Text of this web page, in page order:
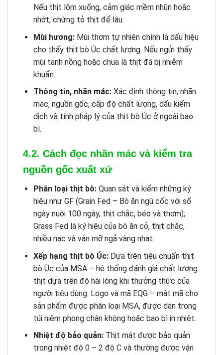
Nếu thịt lõm xuống, cảm giác mềm nhũn hoặc
nhớt, chứng tỏ thịt để lâu.
Mùi hương:Mùi thơm tự nhiên chính là dấu hiệu
cho thấy thịt bò Úc chất lượng. Nếu ngửi thấy
mùi tanh nồng hoặc chua là thịt đã bị nhiễm
khuẩn.
Thông tin, nhãn mác:Xác định thông tin, nhãn
mác, nguồn gốc, cấp độ chất lượng, dấu kiểm
dịch và tính pháp lý của thịt bò Úc ở ngoài bao
bì.
4.2. Cách đọc nhãn mác và kiểm tra
nguồn gốc xuất xứ
Phân loại thịt bò:Quan sát và kiểm những ký
hiệu như GF (Grain Fed – Bò ăn ngũ cốc với số
ngày nuôi 100 ngày, thịt chắc, béo và thơm);
Grass Fed là ký hiệu của bò ăn cỏ, thịt chắc,
nhiều nạc và vân mỡ ngả vàng nhạt.
Xếp hạng thịt bò Úc:Dựa trên tiêu chuẩn thịt
bò Úc của MSA – hệ thống đánh giá chất lượng
thịt dựa trên độ hài lòng khi thưởng thức của
người tiêu dùng. Logo và mã EQG – mật mã cho
sản phẩm được phân loại MSA, được dán trong
túi niêm phong chân không hoặc bao bì in nhiệt.
Nhiệt độ bảo quản: Thịt mát được bảo quản
trong nhiệt độ 0 – 2 độ C và thường được vận